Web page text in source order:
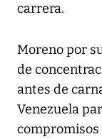
carrera.
Moreno por
de
antes de
Venezuela